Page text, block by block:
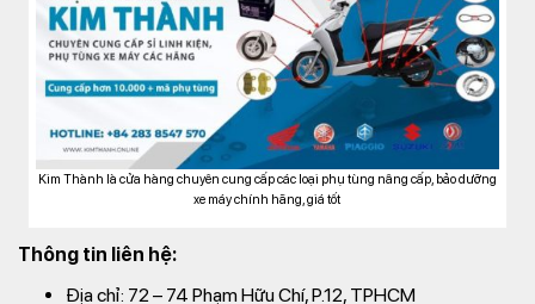
Kim Thành là cửa hàng chuyên cung cấp các loại phụ tùng nâng cấp, bảo dưỡng
xe máy chính hãng, giá tốt
Thông tin liên hệ:
Địa chỉ: 72 – 74 Phạm Hữu Chí, P.12, TPHCM